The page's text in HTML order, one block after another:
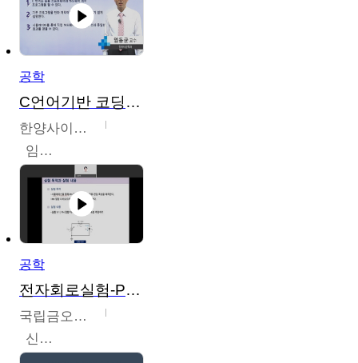
공학
C언어기반 코딩교육
한양사이버대학교
임동균
공학
전자회로실험-PSPICE 시뮬레이션
국립금오공과대학교
신경욱